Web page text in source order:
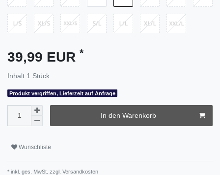
39,99 EUR *
Inhalt 1 Stück
Produkt vergriffen, Lieferzeit auf Anfrage
In den Warenkorb
Wunschliste
* inkl. ges. MwSt. zzgl. Versandkosten